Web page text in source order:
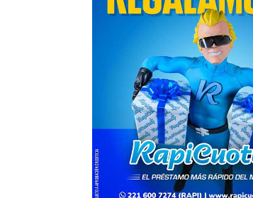
«Los Remolinos» revolucionan Punta
Lara con su Carnaval Barrial